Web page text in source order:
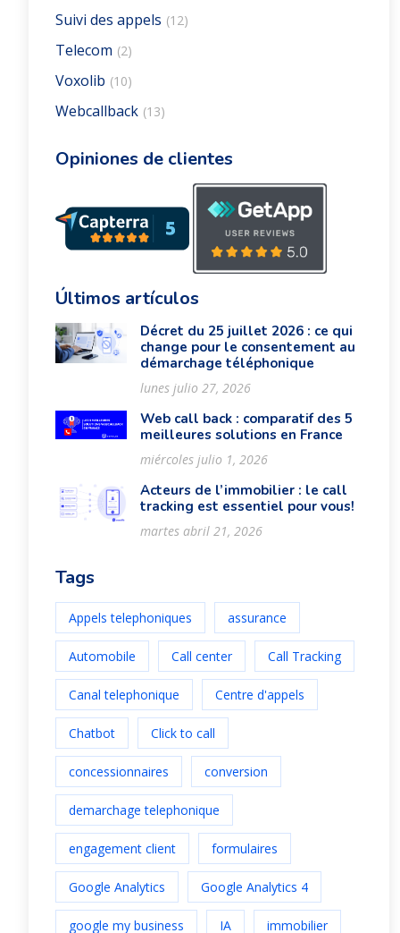
Suivi des appels (12)
Telecom (2)
Voxolib (10)
Webcallback (13)
Opiniones de clientes
Últimos artículos
Décret du 25 juillet 2026 : ce qui
change pour le consentement au
démarchage téléphonique
lunes julio 27, 2026
Web call back : comparatif des 5
meilleures solutions en France
miércoles julio 1, 2026
Acteurs de l’immobilier : le call
tracking est essentiel pour vous!
martes abril 21, 2026
Tags
Appels telephoniques assurance
Automobile Call center Call Tracking
Canal telephonique Centre d'appels
Chatbot Click to call
concessionnaires conversion
demarchage telephonique
engagement client formulaires
Google Analytics Google Analytics 4
google my business IA immobilier